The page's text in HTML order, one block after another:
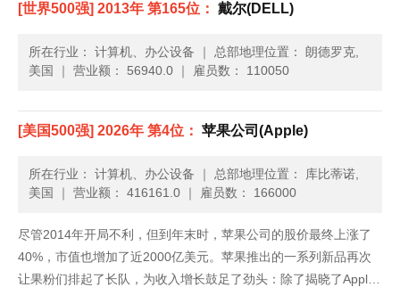
费者部门。戴尔公司由迈克尔•S•戴尔于1984年创立，总部位于德
[世界500强] 2013年 第165位： 戴尔(DELL)
所在行业： 计算机、办公设备 ｜ 总部地理位置： 朗德罗克,
美国
｜ 营业额： 56940.0 ｜ 雇员数： 110050
[美国500强] 2026年 第4位： 苹果公司(Apple)
所在行业： 计算机、办公设备 ｜ 总部地理位置： 库比蒂诺,
美国
｜ 营业额： 416161.0 ｜ 雇员数： 166000
尽管2014年开局不利，但到年末时，苹果公司的股价最终上涨了
40%，市值也增加了近2000亿美元。苹果推出的一系列新品再次
让果粉们排起了长队，为收入增长鼓足了劲头：除了揭晓了Apple